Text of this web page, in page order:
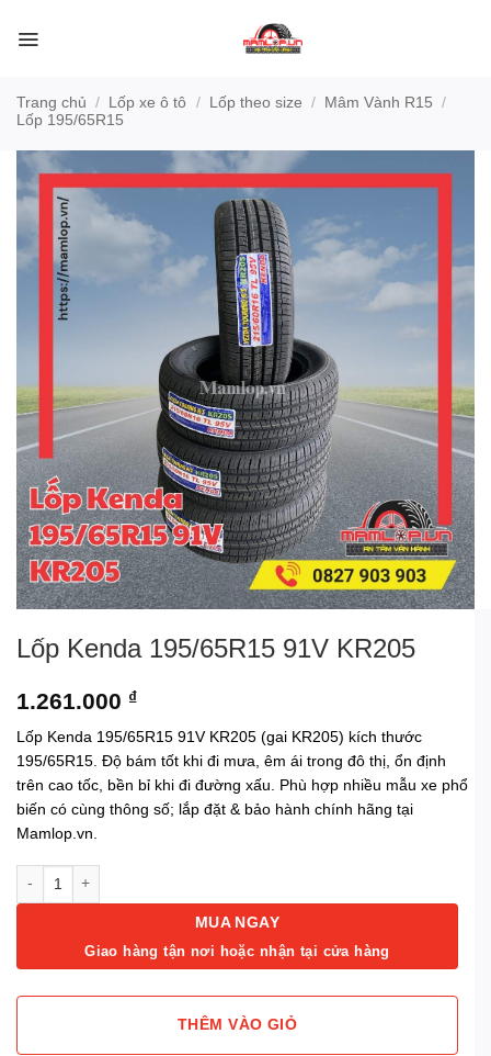
qua
Trang chủ / Lốp xe ô tô / Lốp theo size / Mâm Vành R15 /
Lốp 195/65R15
Lốp Kenda 195/65R15 91V KR205
1.261.000 ₫
Lốp Kenda 195/65R15 91V KR205 (gai KR205) kích thước
195/65R15. Độ bám tốt khi đi mưa, êm ái trong đô thị, ổn định
trên cao tốc, bền bỉ khi đi đường xấu. Phù hợp nhiều mẫu xe phổ
biến có cùng thông số; lắp đặt & bảo hành chính hãng tại
Mamlop.vn.
MUA NGAY
Giao hàng tận nơi hoặc nhận tại cửa hàng
THÊM VÀO GIỎ